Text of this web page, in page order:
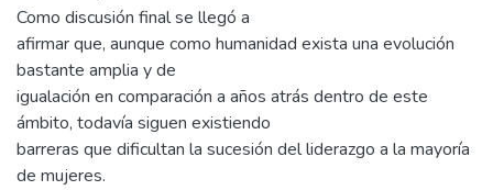
Como discusión final se llegó a
afirmar que, aunque como humanidad exista una evolución
bastante amplia y de
igualación en comparación a años atrás dentro de este
ámbito, todavía siguen existiendo
barreras que dificultan la sucesión del liderazgo a la mayoría
de mujeres.